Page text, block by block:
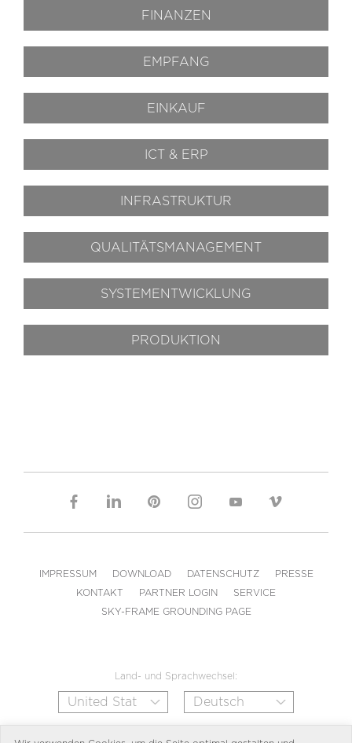
FINANZEN
EMPFANG
EINKAUF
ICT & ERP
INFRASTRUKTUR
QUALITÄTS­MANAGEMENT
SYSTEM­ENTWICKLUNG
PRODUKTION
IMPRESSUM DOWNLOAD DATENSCHUTZ
PRESSE
KONTAKT
PARTNER LOGIN
SERVICE
SKY-FRAME GROUNDING PAGE
Land- und Sprachwechsel: